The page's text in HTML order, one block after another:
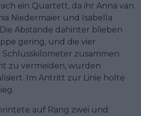
ein Quartett, da ihr Anna van
Niedermaier und Isabella
Abstände dahinter blieben
gering, und die vier
zusammen.
zu vermeiden, wurden
Im Antritt zur Linie holte
auf Rang zwei und